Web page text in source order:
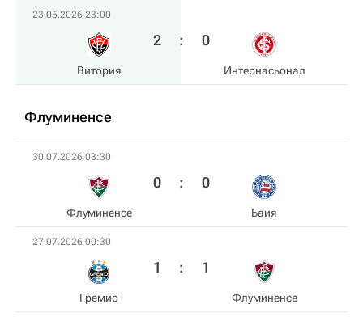
23.05.2026 23:00
Витория
2 : 0
Интернасьонал
Флуминенсе
30.07.2026 03:30
Флуминенсе
0 : 0
Баия
27.07.2026 00:30
Гремио
1 : 1
Флуминенсе